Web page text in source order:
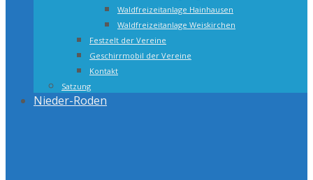
Waldfreizeitanlage Hainhausen
Waldfreizeitanlage Weiskirchen
Festzelt der Vereine
Geschirrmobil der Vereine
Kontakt
Satzung
Nieder-Roden